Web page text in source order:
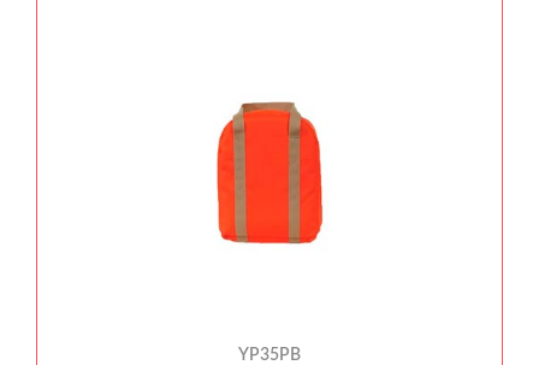
YP35PB